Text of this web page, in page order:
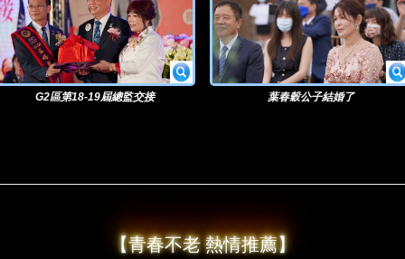
G2區第18-19屆總監交接 葉春穀公子結婚了
【青春不老 熱情推薦】